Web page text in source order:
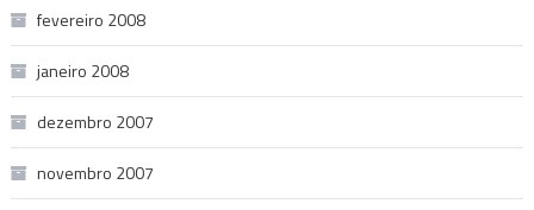
fevereiro 2008
janeiro 2008
dezembro 2007
novembro 2007